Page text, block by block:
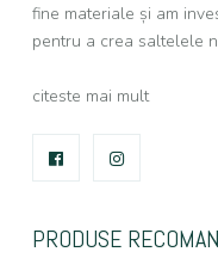
fine materiale și am
pentru a crea saltelele
citeste mai mult
FACEBOOK
PRODUSE